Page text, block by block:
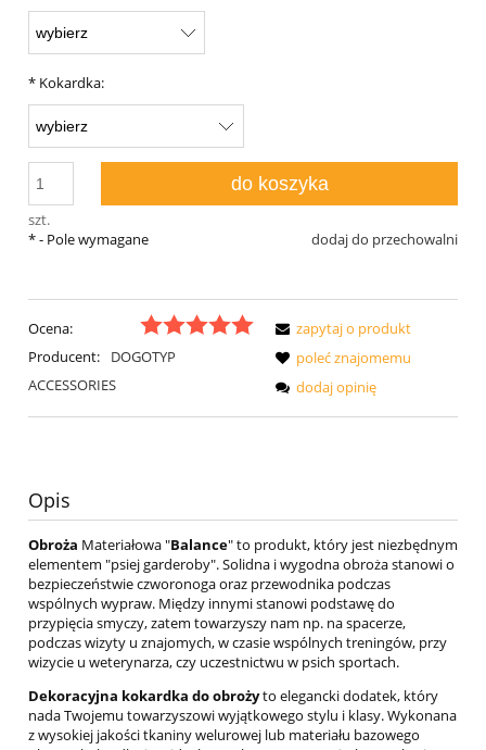
* Kokardka:
szt.
do koszyka
dodaj do przechowalni
*- Pole wymagane
Ocena:
Producent:
DOGOTYP
ACCESSORIES
zapytaj o produkt
poleć znajomemu
dodaj opinię
Opis
Obroża Materiałowa "Balance" to produkt, który jest niezbędnym
elementem "psiej garderoby". Solidna i wygodna obroża stanowi o
bezpieczeństwie czworonoga oraz przewodnika podczas
wspólnych wypraw. Między innymi stanowi podstawę do
przypięcia smyczy, zatem towarzyszy nam np. na spacerze,
podczas wizyty u znajomych, w czasie wspólnych treningów, przy
wizycie u weterynarza, czy uczestnictwu w psich sportach.
Dekoracyjna kokardka do obrożyto elegancki dodatek, który
nada Twojemu towarzyszowi wyjątkowego stylu i klasy. Wykonana
z wysokiej jakości tkaniny welurowej lub materiału bazowego